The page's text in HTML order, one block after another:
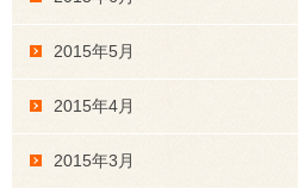
2015年5月
2015年4月
2015年3月